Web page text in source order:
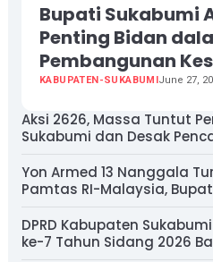
Bupati Sukabumi
Penting Bidan
Pembangunan
KABUPATEN-SUKABUMIJune 27,
Aksi 2626, Massa Tuntut
Sukabumi dan Desak
Yon Armed 13 Nanggala
Pamtas RI-Malaysia,
DPRD Kabupaten
ke-7 Tahun Sidang 2026